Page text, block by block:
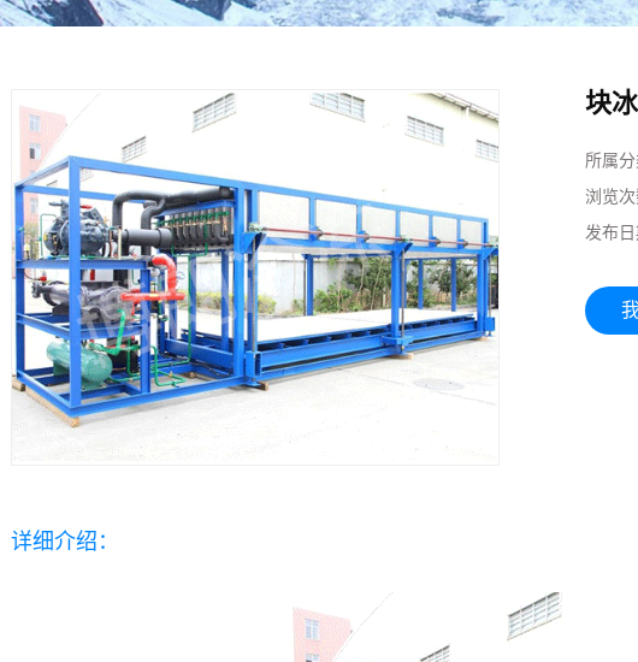
块
所属分
浏览次
发布日
详细介绍：